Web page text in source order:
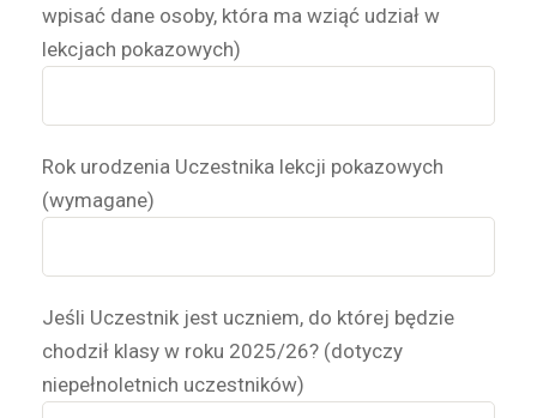
wpisać dane osoby, która ma wziąć udział w
lekcjach pokazowych)
Rok urodzenia Uczestnika lekcji pokazowych
(wymagane)
Jeśli Uczestnik jest uczniem, do której będzie
chodził klasy w roku 2025/26? (dotyczy
niepełnoletnich uczestników)